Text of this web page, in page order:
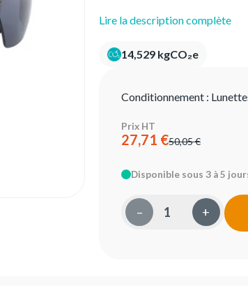
Lire la description complète
14,529 kgCO₂e
Conditionnement :
Prix HT
27,71 €50,05 €
Disponible sous 3 à 5
– +